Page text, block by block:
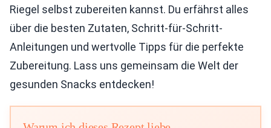
Riegel selbst zubereiten kannst. Du erfährst alles
über die besten Zutaten, Schritt-für-Schritt-
Anleitungen und wertvolle Tipps für die perfekte
Zubereitung. Lass uns gemeinsam die Welt der
gesunden Snacks entdecken!